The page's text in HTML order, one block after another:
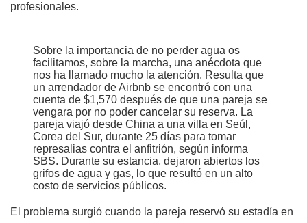
profesionales.
Sobre la importancia de no perder agua os
facilitamos, sobre la marcha, una anécdota que
nos ha llamado mucho la atención. Resulta que
un arrendador de Airbnb se encontró con una
cuenta de $1,570 después de que una pareja se
vengara por no poder cancelar su reserva. La
pareja viajó desde China a una villa en Seúl,
Corea del Sur, durante 25 días para tomar
represalias contra el anfitrión, según informa
SBS. Durante su estancia, dejaron abiertos los
grifos de agua y gas, lo que resultó en un alto
costo de servicios públicos.
El problema surgió cuando la pareja reservó su estadía en